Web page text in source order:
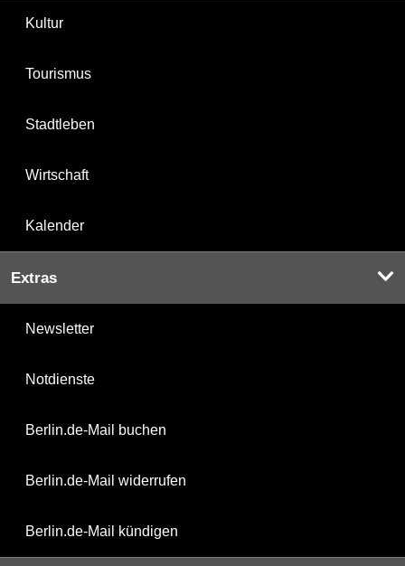
Kultur
Tourismus
Stadtleben
Wirtschaft
Kalender
Extras
Newsletter
Notdienste
Berlin.de-Mail buchen
Berlin.de-Mail widerrufen
Berlin.de-Mail kündigen